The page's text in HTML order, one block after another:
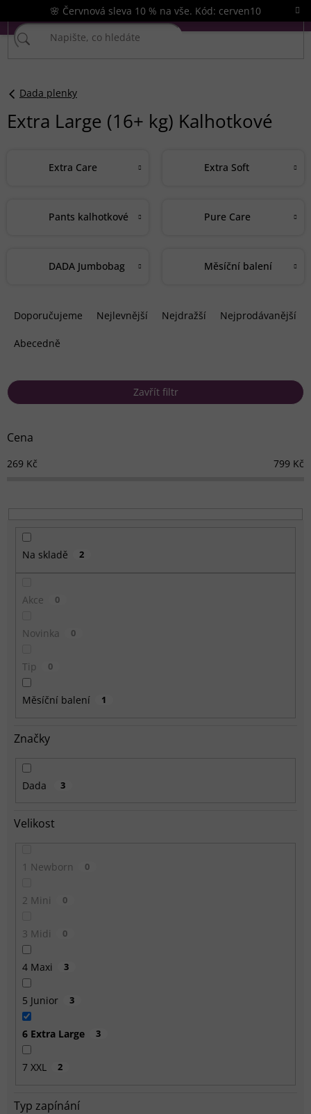
na
obsah
🌸 Červnová sleva 10 % na vše. Kód: cerven10
Dada plenky
Extra Large (16+ kg) Kalhotkové
Extra Care Extra Soft
Pants kalhotkové Pure Care
DADA Jumbobag Měsíční balení
p
r
d
k
Doporučujeme Nejlevnější Nejdražší Nejprodávanější
Abecedně
Zavřít filtr
Cena
269 Kč 799 Kč
Na skladě 2
Akce 0
Novinka 0
Tip 0
Měsíční balení 1
Značky
Dada 3
Velikost
1 Newborn 0
2 Mini 0
3 Midi 0
4 Maxi 3
5 Junior 3
6 Extra Large 3
7 XXL 2
Typ zapínání